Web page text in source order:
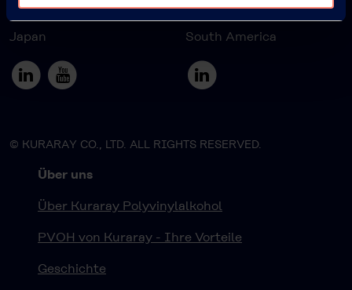
Japan South America
© KURARAY CO., LTD. ALL RIGHTS RESERVED.
Über uns
Über Kuraray Polyvinylalkohol
PVOH von Kuraray - Ihre Vorteile
Geschichte